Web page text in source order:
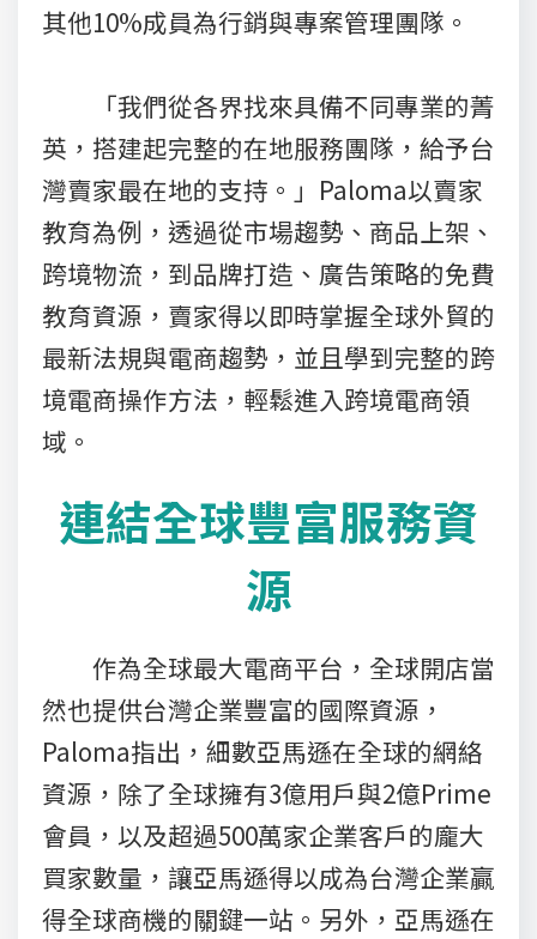
其他10%成員為行銷與專案管理團隊。
「我們從各界找來具備不同專業的菁
英，搭建起完整的在地服務團隊，給予台
灣賣家最在地的支持。」Paloma以賣家
教育為例，透過從市場趨勢、商品上架、
跨境物流，到品牌打造、廣告策略的免費
教育資源，賣家得以即時掌握全球外貿的
最新法規與電商趨勢，並且學到完整的跨
境電商操作方法，輕鬆進入跨境電商領
域。
連結全球豐富服務資
源
作為全球最大電商平台，全球開店當
然也提供台灣企業豐富的國際資源，
Paloma指出，細數亞馬遜在全球的網絡
資源，除了全球擁有3億用戶與2億Prime
會員，以及超過500萬家企業客戶的龐大
買家數量，讓亞馬遜得以成為台灣企業贏
得全球商機的關鍵一站。另外，亞馬遜在